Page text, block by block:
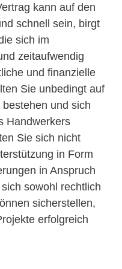
kann auf den
schnell sein, birgt
sich im
zeitaufwendig
und finanzielle
Sie unbedingt auf
und sich
Handwerkers
Sie sich nicht
in Form
in Anspruch
sowohl rechtlich
sicherstellen,
erfolgreich